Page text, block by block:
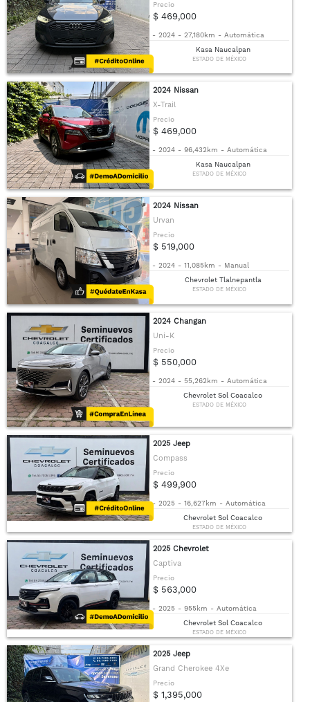
Precio
$ 469,000
- 2024 - 27,180km - Automática
Kasa Naucalpan
ESTADO DE MÉXICO
2024 Nissan
X-Trail
Precio
$ 469,000
- 2024 - 96,432km - Automática
Kasa Naucalpan
ESTADO DE MÉXICO
2024 Nissan
Urvan
Precio
$ 519,000
- 2024 - 11,085km - Manual
Chevrolet Tlalnepantla
ESTADO DE MÉXICO
2024 Changan
Uni-K
Precio
$ 550,000
- 2024 - 55,262km - Automática
Chevrolet Sol Coacalco
ESTADO DE MÉXICO
2025 Jeep
Compass
Precio
$ 499,900
- 2025 - 16,627km - Automática
Chevrolet Sol Coacalco
ESTADO DE MÉXICO
2025 Chevrolet
Captiva
Precio
$ 563,000
- 2025 - 955km - Automática
Chevrolet Sol Coacalco
ESTADO DE MÉXICO
2025 Jeep
Grand Cherokee 4Xe
Precio
$ 1,395,000